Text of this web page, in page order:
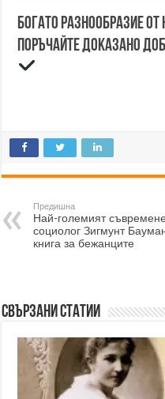
Богато разнообразие
Поръчайте доказано
Предишна
Най-големият
социолог Зигмунт
книга за бежанците
Свързани статии